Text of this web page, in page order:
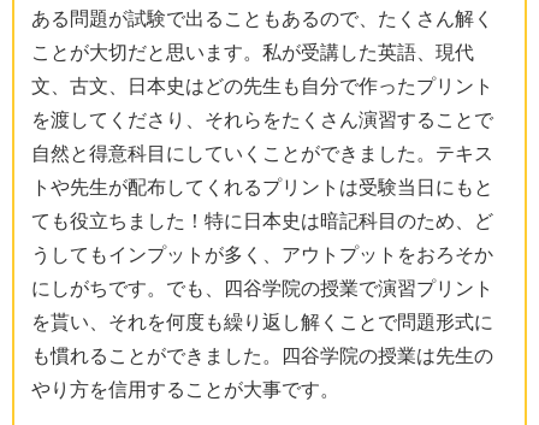
ある問題が試験で出ることもあるので、たくさん解く
ことが大切だと思います。私が受講した英語、現代
文、古文、日本史はどの先生も自分で作ったプリント
を渡してくださり、それらをたくさん演習することで
自然と得意科目にしていくことができました。テキス
トや先生が配布してくれるプリントは受験当日にもと
ても役立ちました！特に日本史は暗記科目のため、ど
うしてもインプットが多く、アウトプットをおろそか
にしがちです。でも、四谷学院の授業で演習プリント
を貰い、それを何度も繰り返し解くことで問題形式に
も慣れることができました。四谷学院の授業は先生の
やり方を信用することが大事です。